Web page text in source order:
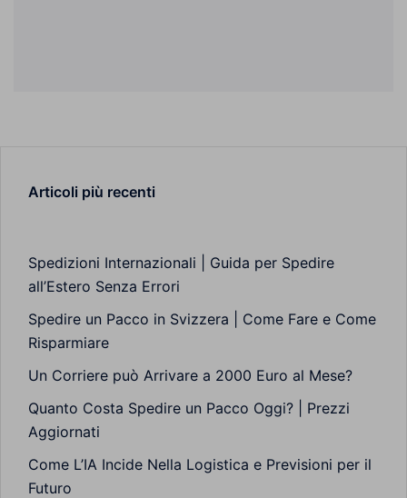
Articoli più recenti
Spedizioni Internazionali | Guida per Spedire
all’Estero Senza Errori
Spedire un Pacco in Svizzera | Come Fare e Come
Risparmiare
Un Corriere può Arrivare a 2000 Euro al Mese?
Quanto Costa Spedire un Pacco Oggi? | Prezzi
Aggiornati
Come L’IA Incide Nella Logistica e Previsioni per il
Futuro